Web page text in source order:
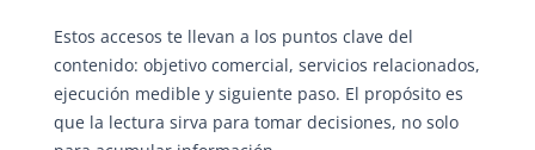
Estos accesos te llevan a los puntos clave del
contenido: objetivo comercial, servicios relacionados,
ejecución medible y siguiente paso. El propósito es
que la lectura sirva para tomar decisiones, no solo